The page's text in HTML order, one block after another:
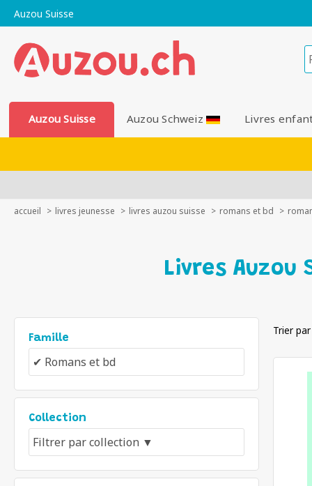
Auzou Suisse
Auzou Suisse Auzou Schweiz Livres
accueil livres jeunesse livres auzou suisse romans et bd
Livres Auzou
Famille
Collection
Trier par